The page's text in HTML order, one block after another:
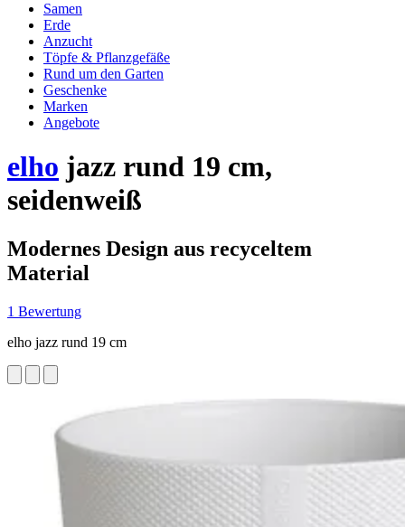
Samen
Erde
Anzucht
Töpfe & Pflanzgefäße
Rund um den Garten
Geschenke
Marken
Angebote
elho jazz rund 19 cm,
seidenweiß
Modernes Design aus recyceltem
Material
1 Bewertung
elho jazz rund 19 cm